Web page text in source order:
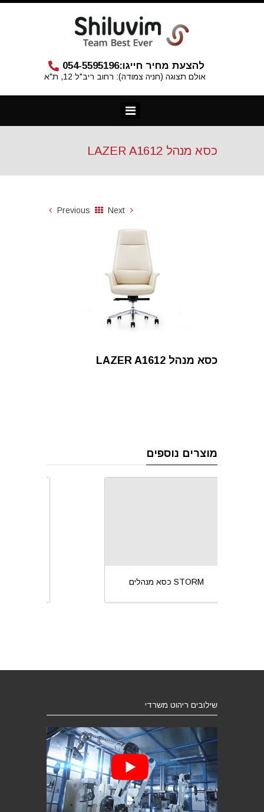
להצעת מחיר חייגו:054-5595196
אולם תצוגה (חניה צמודה): רחוב ריב"ל 12, ת"א
כסא מנהל LAZER A1612
Previous Next
כסא מנהל LAZER A1612
מוצרים נוספים
שילובים ריהוט משרדי